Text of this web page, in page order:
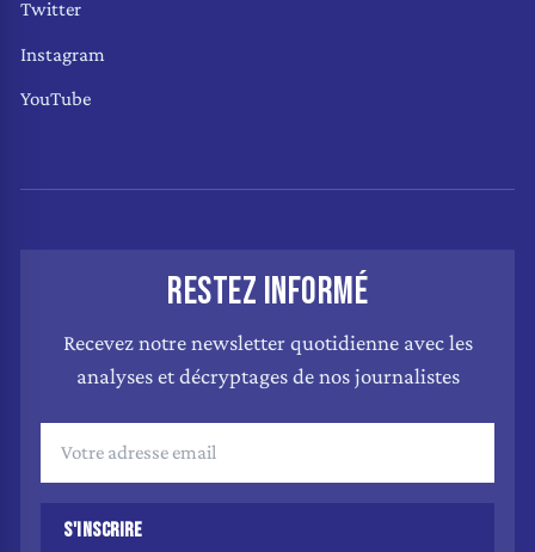
Twitter
Instagram
YouTube
RESTEZ INFORMÉ
Recevez notre newsletter quotidienne avec les
analyses et décryptages de nos journalistes
S'INSCRIRE